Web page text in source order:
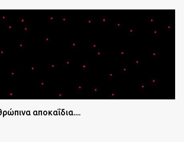
αποκαΐδια....